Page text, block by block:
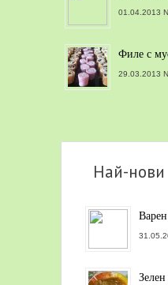
01.04.2013
Филе с
29.03.2013
Най-нови